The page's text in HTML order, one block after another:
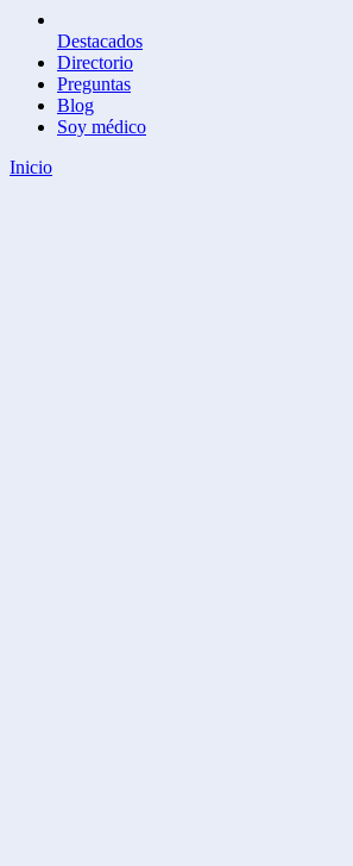
Destacados
Directorio
Preguntas
Blog
Soy médico
Inicio